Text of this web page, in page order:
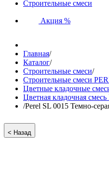
Строительные смеси
Акция %
Главная/
Каталог/
Строительные смеси/
Строительные смеси
Цветные кладочные
Цветная кладочная
/Perel SL 0015 Темно-